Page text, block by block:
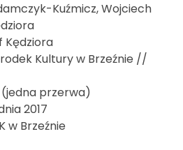
Kuźmicz, Wojciech
Kędziora
Kultury w Brzeźnie //
(jedna przerwa)
2017
w Brzeźnie